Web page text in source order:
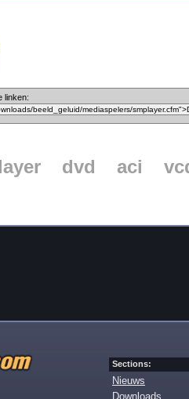
linken:
dvd aci
Sections:
Nieuws
Downloads